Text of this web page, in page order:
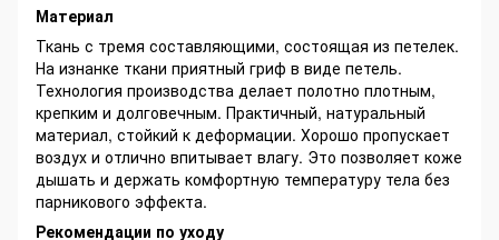
Материал
Ткань с тремя составляющими, состоящая из петелек.
На изнанке ткани приятный гриф в виде петель.
Технология производства делает полотно плотным,
крепким и долговечным. Практичный, натуральный
материал, стойкий к деформации. Хорошо пропускает
воздух и отлично впитывает влагу. Это позволяет коже
дышать и держать комфортную температуру тела без
парникового эффекта.
Рекомендации по уходу